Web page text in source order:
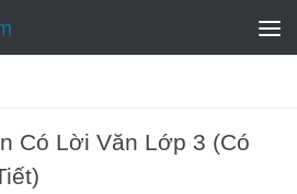
Có Lời Văn Lớp 3 (Có